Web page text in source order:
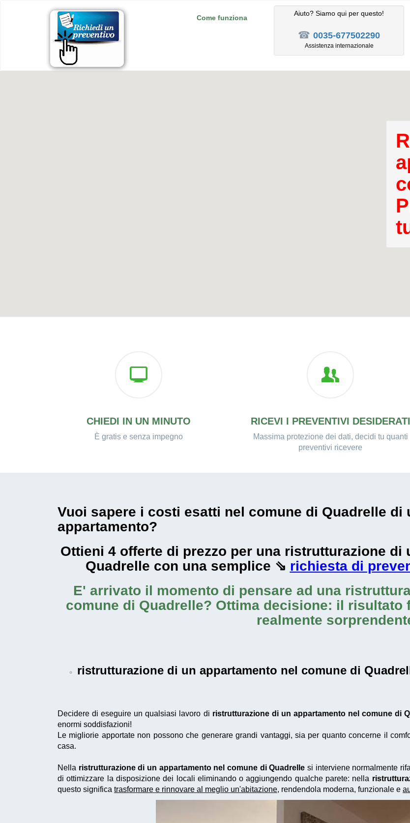
Come funziona
Aiuto? Siamo qui per questo!
☎ 0035-677502290
Assistenza internazionale
CHIEDI IN UN MINUTO
È gratis e senza impegno
RICEVI I PREVENTIVI DESIDERATI
Massima protezione dei dati, decidi tu quanti
preventivi ricevere
Vuoi sapere i costi esatti nel comune di Quadrelle
appartamento?
Ottieni 4 offerte di prezzo per una ristrutturazione di
Quadrelle con una semplice ⇘ richiesta di
E' arrivato il momento di pensare ad una
comune di Quadrelle? Ottima decisione: il risultato
realmente
ristrutturazione di un appartamento nel comune di
Decidere di eseguire un qualsiasi lavoro di ristrutturazione di un appartamento nel comune di
enormi soddisfazioni!
Le migliorie apportate non possono che generare grandi vantaggi, sia per quanto concerne il
casa.
Nella ristrutturazione di un appartamento nel comune di Quadrelle si interviene normalmente
di ottimizzare la disposizione dei locali eliminando o aggiungendo qualche parete: nella
questo significa trasformare e rinnovare al meglio un'abitazione, rendendola moderna, funzionale e